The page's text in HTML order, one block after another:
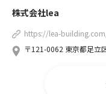
株式会社lea
https://lea-
〒121-0062 東京都足立